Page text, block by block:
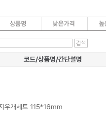
코드/상품명/간단설명
우개세트 115*16mm